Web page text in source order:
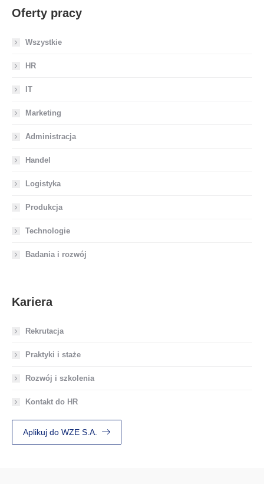
Oferty pracy
Wszystkie
HR
IT
Marketing
Administracja
Handel
Logistyka
Produkcja
Technologie
Badania i rozwój
Kariera
Rekrutacja
Praktyki i staże
Rozwój i szkolenia
Kontakt do HR
Aplikuj do WZE S.A.